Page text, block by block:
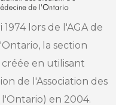
lors de l'AGA de
la section
en utilisant
de l'Association des
en 2004.